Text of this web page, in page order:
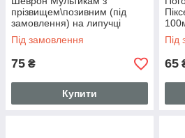
прізвищем\позивним (під
замовлення) на липучці
125мм*25мм
Під замовлення
75 ₴
Купити
Під
65